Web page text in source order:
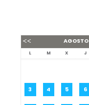
AGOSTO
L M X J
3 4 5 6